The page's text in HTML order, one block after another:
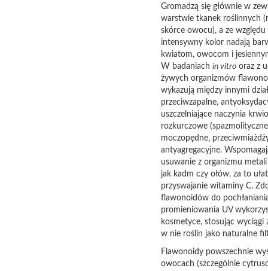
Gromadzą się głównie w
warstwie tkanek roślinnych
skórce owocu), a ze względu
intensywny kolor nadają
kwiatom, owocom i
W badaniach in vitro oraz z
żywych organizmów
wykazują między innymi
przeciwzapalne,
uszczelniające naczynia
rozkurczowe
moczopędne,
antyagregacyjne.
usuwanie z organizmu
jak kadm czy ołów, za to
przyswajanie witaminy C.
flawonoidów do
promieniowania UV
kosmetyce, stosując wyciągi
w nie roślin jako naturalne
Flawonoidy powszechnie
owocach (szczególnie